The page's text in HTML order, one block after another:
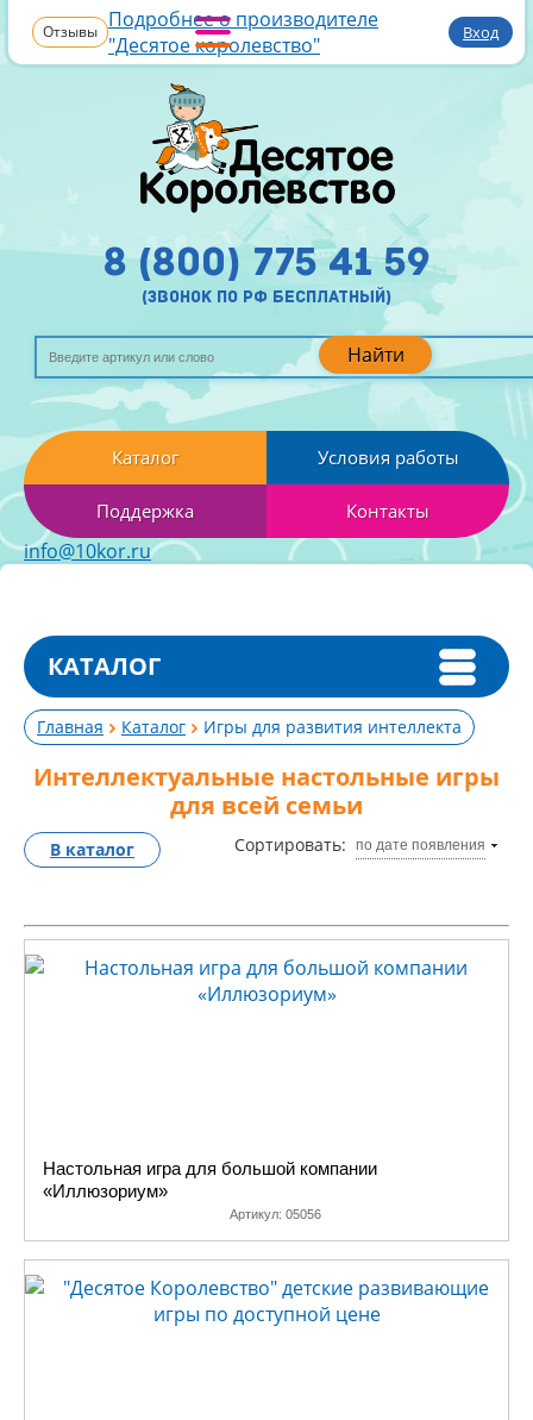
Отзывы Подробнее о производителе
"Десятое королевство"
Вход
Найти
8 (800) 775 41 59
(звонок по рф бесплатный)
Каталог Условия работы
Поддержка Контакты
info@10kor.ru
КАТАЛОГ
Главная Каталог Игры для развития интеллекта
Интеллектуальные настольные игры
для всей семьи
Сортировать: по дате появления
В каталог
Настольная игра для большой компании
«Иллюзориум»
Артикул: 05056